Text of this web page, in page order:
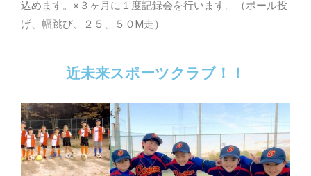
込めます。※３ヶ月に１度記録会を行います。（ボール投
げ、幅跳び、２５、５０M走）
近未来スポーツクラブ！！